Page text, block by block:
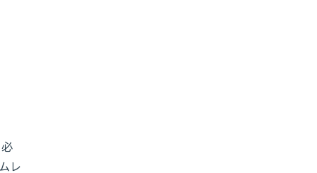
レ